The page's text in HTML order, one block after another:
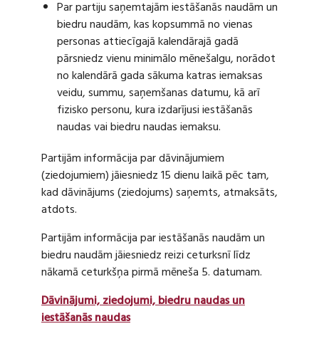
Par partiju saņemtajām iestāšanās naudām un
biedru naudām, kas kopsummā no vienas
personas attiecīgajā kalendārajā gadā
pārsniedz vienu minimālo mēnešalgu, norādot
no kalendārā gada sākuma katras iemaksas
veidu, summu, saņemšanas datumu, kā arī
fizisko personu, kura izdarījusi iestāšanās
naudas vai biedru naudas iemaksu.
Partijām informācija par dāvinājumiem
(ziedojumiem) jāiesniedz 15 dienu laikā pēc tam,
kad dāvinājums (ziedojums) saņemts, atmaksāts,
atdots.
Partijām informācija par iestāšanās naudām un
biedru naudām jāiesniedz reizi ceturksnī līdz
nākamā ceturkšņa pirmā mēneša 5. datumam.
Dāvinājumi, ziedojumi, biedru naudas un
iestāšanās naudas